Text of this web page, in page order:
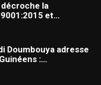
décroche la
et…
Doumbouya adresse
:…